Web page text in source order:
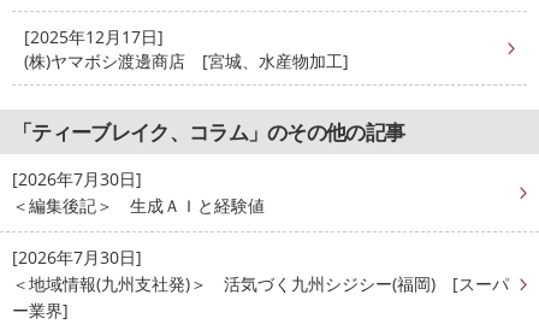
[2025年12月17日]
(株)ヤマボシ渡邊商店 [宮城、水産物加工]
「ティーブレイク、コラム」のその他の記事
[2026年7月30日]
＜編集後記＞ 生成ＡＩと経験値
[2026年7月30日]
＜地域情報(九州支社発)＞ 活気づく九州シジシー(福岡) [スーパ
ー業界]